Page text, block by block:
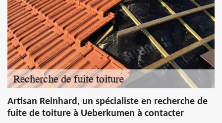
Artisan Reinhard, un spécialiste en recherche de
fuite de toiture à Ueberkumen à contacter